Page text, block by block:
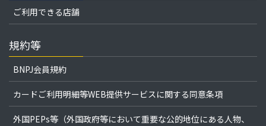
ご利用できる店舗
規約等
BNPJ会員規約
カードご利用明細等WEB提供サービスに関する同意条項
外国PEPs等（外国政府等において重要な公的地位にある人物、